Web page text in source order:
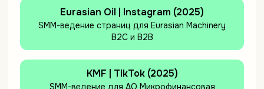
Eurasian Oil | Instagram (2025)
SMM-ведение страниц для Eurasian Machinery
B2C и B2B
KMF | TikTok (2025)
SMM-ведение для АО Микрофинансовая